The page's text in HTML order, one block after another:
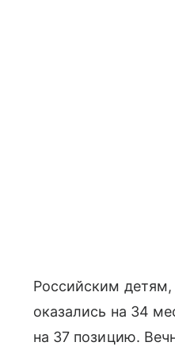
Российским
оказались на 34
на 37 позицию.